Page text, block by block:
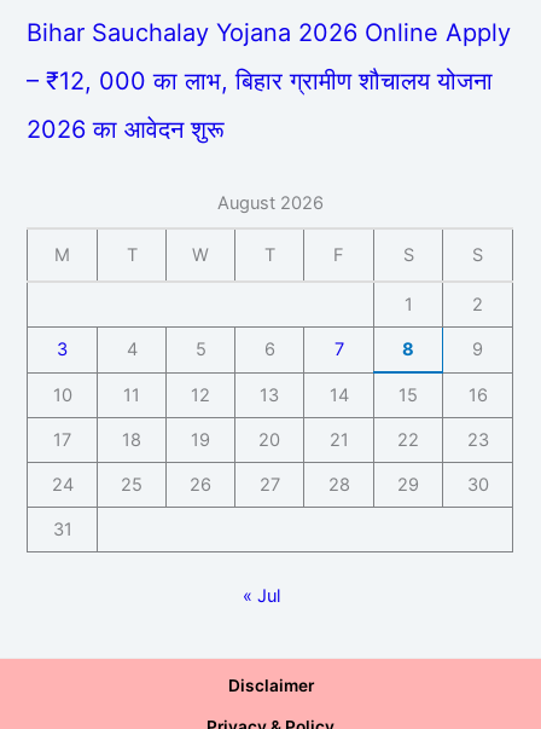
Bihar Sauchalay Yojana 2026 Online Apply
– ₹12, 000 का लाभ, बिहार ग्रामीण शौचालय योजना
2026 का आवेदन शुरू
August 2026
M T W T F S S
1 2
3 4 5 6 7 8 9
10 11 12 13 14 15 16
17 18 19 20 21 22 23
24 25 26 27 28 29 30
31
« Jul
Disclaimer